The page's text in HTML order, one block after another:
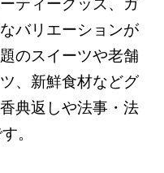
バリエーションが
のスイーツや老舗
、新鮮食材などグ
典返しや法事・法
。